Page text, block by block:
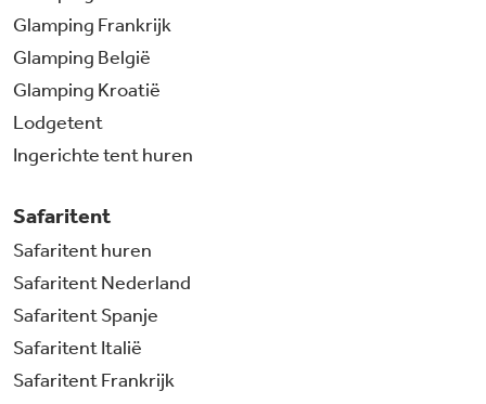
Glamping Frankrijk
Glamping België
Glamping Kroatië
Lodgetent
Ingerichte tent huren
Safaritent
Safaritent huren
Safaritent Nederland
Safaritent Spanje
Safaritent Italië
Safaritent Frankrijk